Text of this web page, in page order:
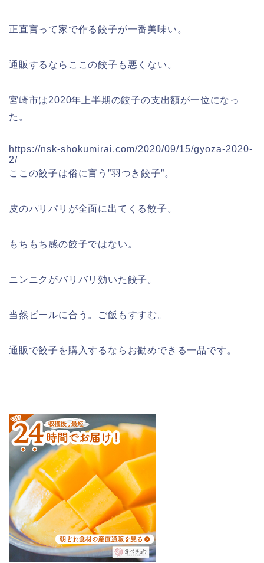
正直言って家で作る餃子が一番美味い。
通販するならここの餃子も悪くない。
宮崎市は2020年上半期の餃子の支出額が一位になっ
た。
https://nsk-shokumirai.com/2020/09/15/gyoza-2020-
2/
ここの餃子は俗に言う”羽つき餃子”。
皮のパリパリが全面に出てくる餃子。
もちもち感の餃子ではない。
ニンニクがバリバリ効いた餃子。
当然ビールに合う。ご飯もすすむ。
通販で餃子を購入するならお勧めできる一品です。